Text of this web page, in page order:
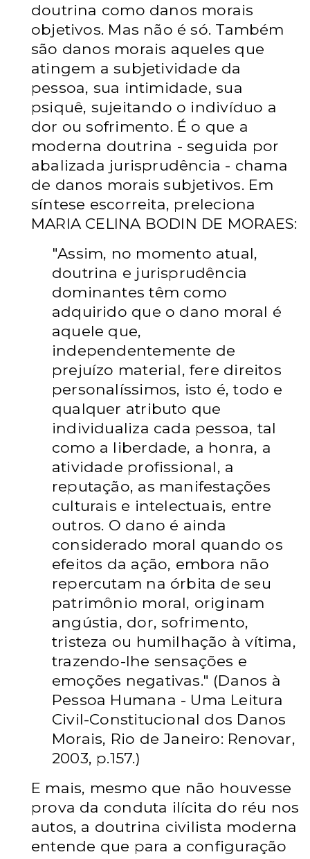
doutrina como danos morais
objetivos. Mas não é só. Também
são danos morais aqueles que
atingem a subjetividade da
pessoa, sua intimidade, sua
psiquê, sujeitando o indivíduo a
dor ou sofrimento. É o que a
moderna doutrina - seguida por
abalizada jurisprudência - chama
de danos morais subjetivos. Em
síntese escorreita, preleciona
MARIA CELINA BODIN DE MORAES:
"Assim, no momento atual,
doutrina e jurisprudência
dominantes têm como
adquirido que o dano moral é
aquele que,
independentemente de
prejuízo material, fere direitos
personalíssimos, isto é, todo e
qualquer atributo que
individualiza cada pessoa, tal
como a liberdade, a honra, a
atividade profissional, a
reputação, as manifestações
culturais e intelectuais, entre
outros. O dano é ainda
considerado moral quando os
efeitos da ação, embora não
repercutam na órbita de seu
patrimônio moral, originam
angústia, dor, sofrimento,
tristeza ou humilhação à vítima,
trazendo-lhe sensações e
emoções negativas." (Danos à
Pessoa Humana - Uma Leitura
Civil-Constitucional dos Danos
Morais, Rio de Janeiro: Renovar,
2003, p.157.)
E mais, mesmo que não houvesse
prova da conduta ilícita do réu nos
autos, a doutrina civilista moderna
entende que para a configuração